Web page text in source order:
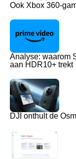
Ook Xbox 360-
Analyse: waarom
aan HDR10+ trekt
DJI onthult de